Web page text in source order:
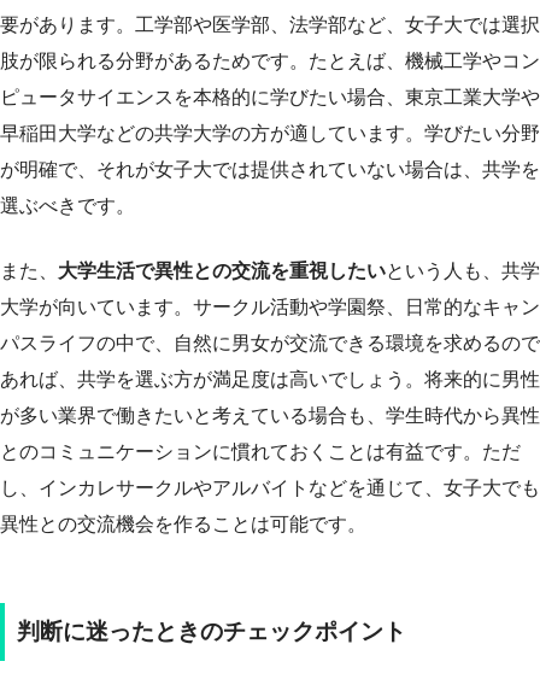
要があります。工学部や医学部、法学部など、女子大では選択
肢が限られる分野があるためです。たとえば、機械工学やコン
ピュータサイエンスを本格的に学びたい場合、東京工業大学や
早稲田大学などの共学大学の方が適しています。学びたい分野
が明確で、それが女子大では提供されていない場合は、共学を
選ぶべきです。
また、 大学生活で異性との交流を重視したいという人も、共学
大学が向いています。サークル活動や学園祭、日常的なキャン
パスライフの中で、自然に男女が交流できる環境を求めるので
あれば、共学を選ぶ方が満足度は高いでしょう。将来的に男性
が多い業界で働きたいと考えている場合も、学生時代から異性
とのコミュニケーションに慣れておくことは有益です。ただ
し、インカレサークルやアルバイトなどを通じて、女子大でも
異性との交流機会を作ることは可能です。
判断に迷ったときのチェックポイント